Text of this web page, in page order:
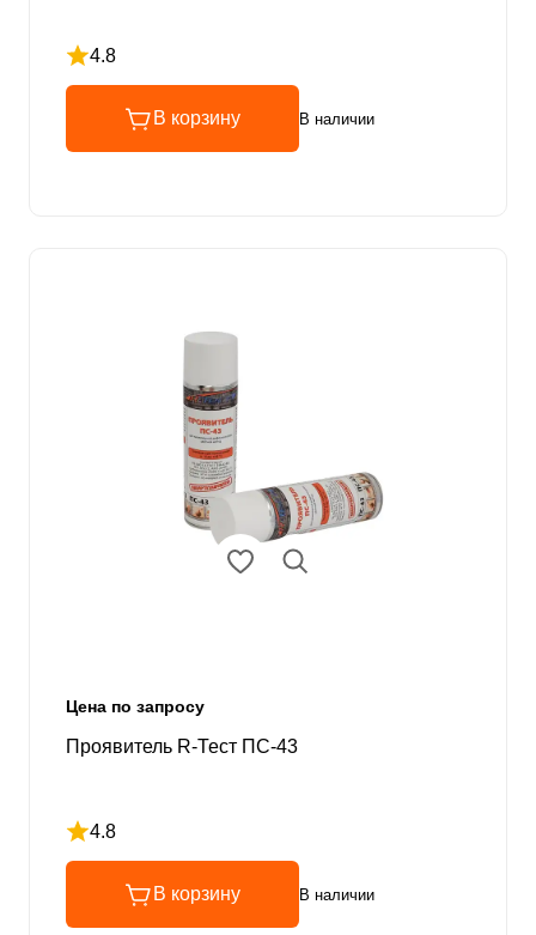
4.8
Рейтинг 4.8 из 5
В корзину В наличии
Цена по запросу
Проявитель R-Тест ПС-43
4.8
Рейтинг 4.8 из 5
В корзину В наличии